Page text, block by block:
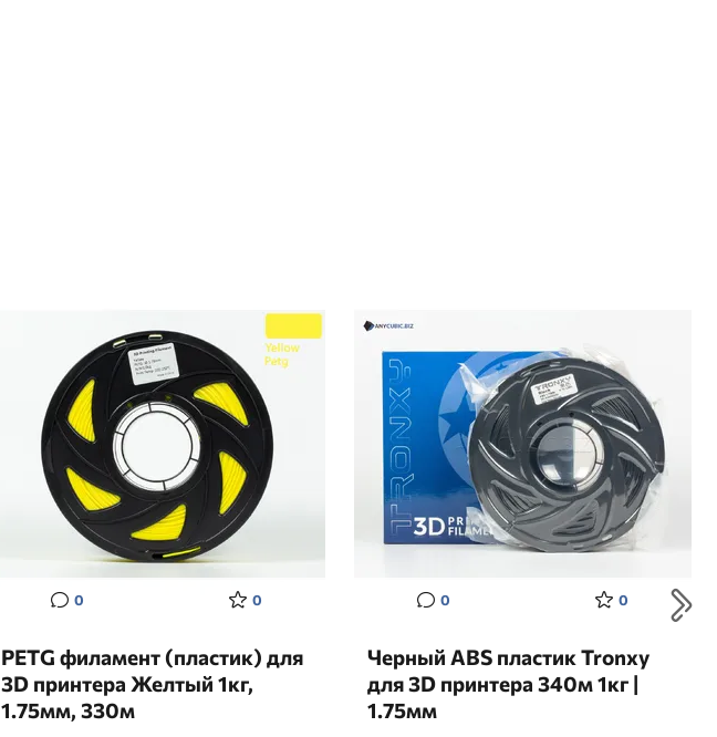
0 0
PETG филамент (пластик) для
3D принтера Желтый 1кг,
1.75мм, 330м
0 0
Черный ABS пластик Tronxy
для 3D принтера 340м 1кг |
1.75мм